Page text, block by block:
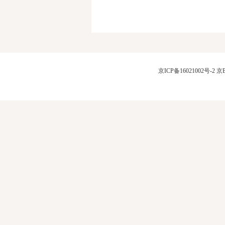
京ICP备16021002号-2京